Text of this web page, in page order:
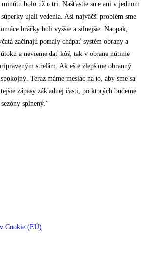
bolo už o tri. Našťastie sme ani v jednom
ujali vedenia. Asi najväčší problém sme
hráčky boli vyššie a silnejšie. Naopak,
začínajú pomaly chápať systém obrany a
a nevieme dať kôš, tak v obrane nútime
strelám. Ak ešte zlepšíme obranný
Teraz máme mesiac na to, aby sme sa
zápasy základnej časti, po ktorých budeme
splnený.”
Cookie (EÚ)